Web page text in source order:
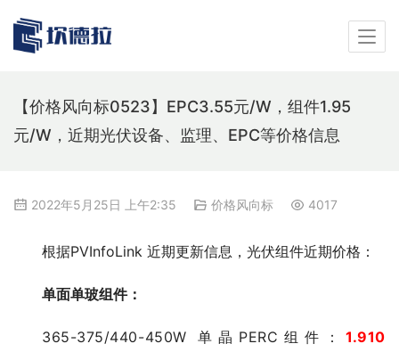
【价格风向标0523】EPC3.55元/W，组件1.95
元/W，近期光伏设备、监理、EPC等价格信息
2022年5月25日 上午2:35 价格风向标 4017
根据PVInfoLink 近期更新信息，光伏组件近期价格：
单面单玻组件：
365-375/440-450W 单晶PERC组件：1.910